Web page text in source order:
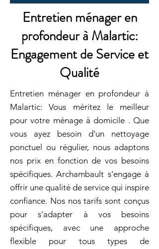
Entretien ménager en
profondeur à Malartic:
Engagement de Service et
Qualité
Entretien ménager en profondeur à
Malartic: Vous méritez le meilleur
pour votre ménage à domicile . Que
vous ayez besoin d'un nettoyage
ponctuel ou régulier, nous adaptons
nos prix en fonction de vos besoins
spécifiques. Archambault s'engage à
offrir une qualité de service qui inspire
confiance. Nos nos tarifs sont conçus
pour s'adapter à vos besoins
spécifiques, avec une approche
flexible pour tous types de